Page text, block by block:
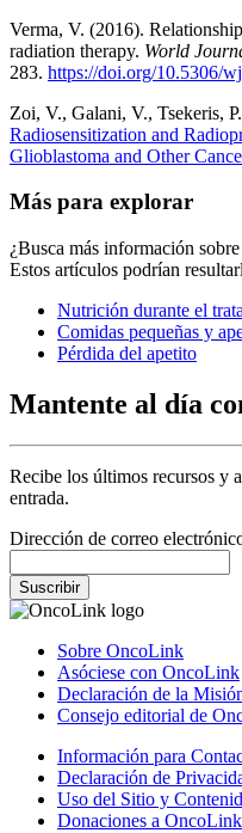
Verma, V. (2016).
radiation therapy. World
283. https://doi.org/10.5306/
Zoi, V., Galani, V., Tsekeris,
Radiosensitization and
Glioblastoma and Other
Más para explorar
¿Busca más información
Estos artículos podrían
Nutrición durante el
Comidas pequeñas y
Pérdida del apetito
Mantente al día
Recibe los últimos recursos y
entrada.
Dirección de correo
Suscribir
Sobre OncoLink
Asóciese con OncoLink
Declaración de la
Consejo editorial de
Información para
Declaración de
Uso del Sitio y
Donaciones a OncoLink